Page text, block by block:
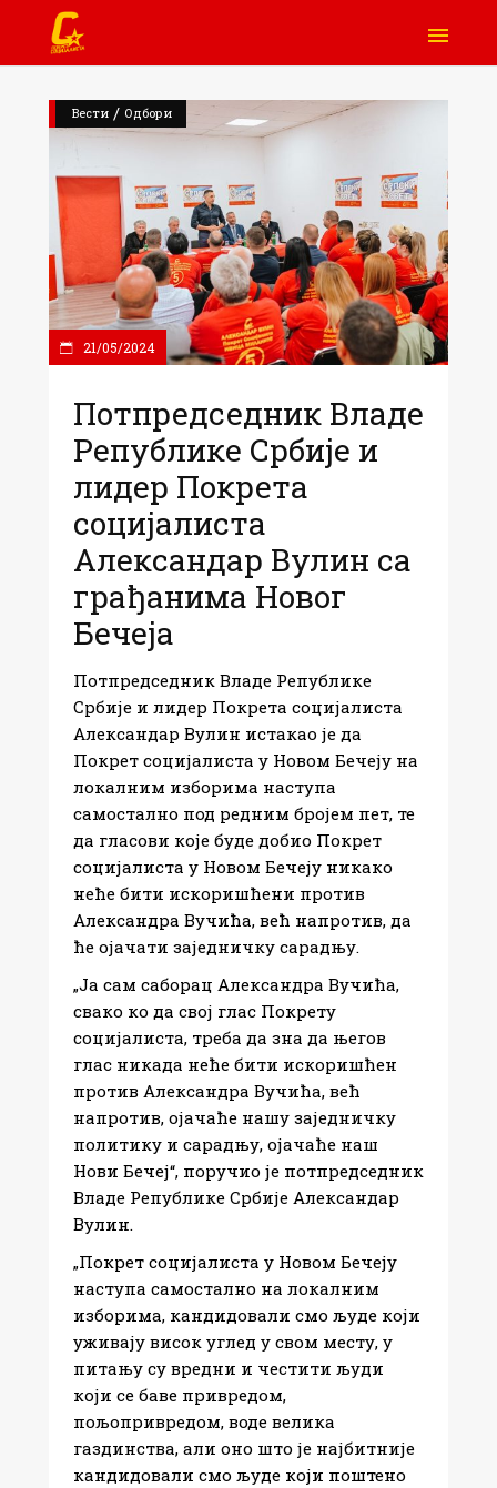
Вести / Одбори
21/05/2024
Потпредседник Владе
Републике Србије и
лидер Покрета
социјалиста
Александар Вулин са
грађанима Новог
Бечеја
Потпредседник Владе Републике
Србије и лидер Покрета социјалиста
Александар Вулин истакао је да
Покрет социјалиста у Новом Бечеју на
локалним изборима наступа
самостално под редним бројем пет, те
да гласови које буде добио Покрет
социјалиста у Новом Бечеју никако
неће бити искоришћени против
Александра Вучића, већ напротив, да
ће ојачати заједничку сарадњу.
„Ја сам саборац Александра Вучића,
свако ко да свој глас Покрету
социјалиста, треба да зна да његов
глас никада неће бити искоришћен
против Александра Вучића, већ
напротив, ојачаће нашу заједничку
политику и сарадњу, ојачаће наш
Нови Бечеј“, поручио је потпредседник
Владе Републике Србије Александар
Вулин.
„Покрет социјалиста у Новом Бечеју
наступа самостално на локалним
изборима, кандидовали смо људе који
уживају висок углед у свом месту, у
питању су вредни и честити људи
који се баве привредом,
пољопривредом, воде велика
газдинства, али оно што је најбитније
кандидовали смо људе који поштено